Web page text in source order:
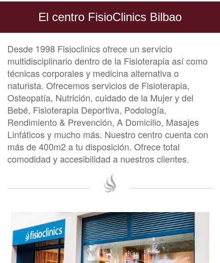
El centro FisioClinics Bilbao
Desde 1998 Fisioclinics ofrece un servicio
multidisciplinario dentro de la Fisioterapia así como
técnicas corporales y medicina alternativa o
naturista. Ofrecemos servicios de Fisioterapia,
Osteopatía, Nutrición, cuidado de la Mujer y del
Bebé, Fisioterapia Deportiva, Podología,
Rendimiento & Prevención, A Domicilio, Masajes
Linfáticos y mucho más. Nuestro centro cuenta con
más de 400m2 a tu disposición. Ofrece total
comodidad y accesibilidad a nuestros clientes.